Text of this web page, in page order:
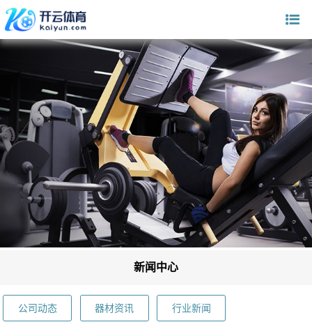
新闻中心
公司动态 器材资讯 行业新闻